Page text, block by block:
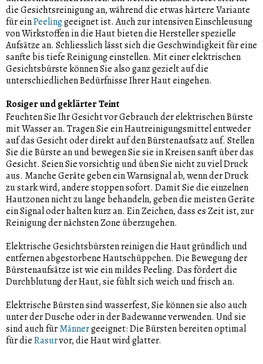
die Gesichtsreinigung an, während die etwas härtere Variante
für einPeelinggeeignet ist. Auch zur intensiven Einschleusung
von Wirkstoffen in die Haut bieten die Hersteller spezielle
Aufsätze an. Schliesslich lässt sich die Geschwindigkeit für eine
sanfte bis tiefe Reinigung einstellen. Mit einer elektrischen
Gesichtsbürste können Sie also ganz gezielt auf die
unterschiedlichen Bedürfnisse Ihrer Haut eingehen.
Rosiger und geklärter Teint
Feuchten Sie Ihr Gesicht vor Gebrauch der elektrischen Bürste
mit Wasser an. Tragen Sie ein Hautreinigungsmittel entweder
auf das Gesicht oder direkt auf den Bürstenaufsatz auf. Stellen
Sie die Bürste an und bewegen Sie sie in Kreisen sanft über das
Gesicht. Seien Sie vorsichtig und üben Sie nicht zu viel Druck
aus. Manche Geräte geben ein Warnsignal ab, wenn der Druck
zu stark wird, andere stoppen sofort. Damit Sie die einzelnen
Hautzonen nicht zu lange behandeln, geben die meisten Geräte
ein Signal oder halten kurz an. Ein Zeichen, dass es Zeit ist, zur
Reinigung der nächsten Zone überzugehen.
Elektrische Gesichtsbürsten reinigen die Haut gründlich und
entfernen abgestorbene Hautschüppchen. Die Bewegung der
Bürstenaufsätze ist wie ein mildes Peeling. Das fördert die
Durchblutung der Haut, sie fühlt sich weich und frisch an.
Elektrische Bürsten sind wasserfest, Sie können sie also auch
unter der Dusche oder in der Badewanne verwenden. Und sie
sind auch fürMännergeeignet: Die Bürsten bereiten optimal
für dieRasurvor, die Haut wird glatter.